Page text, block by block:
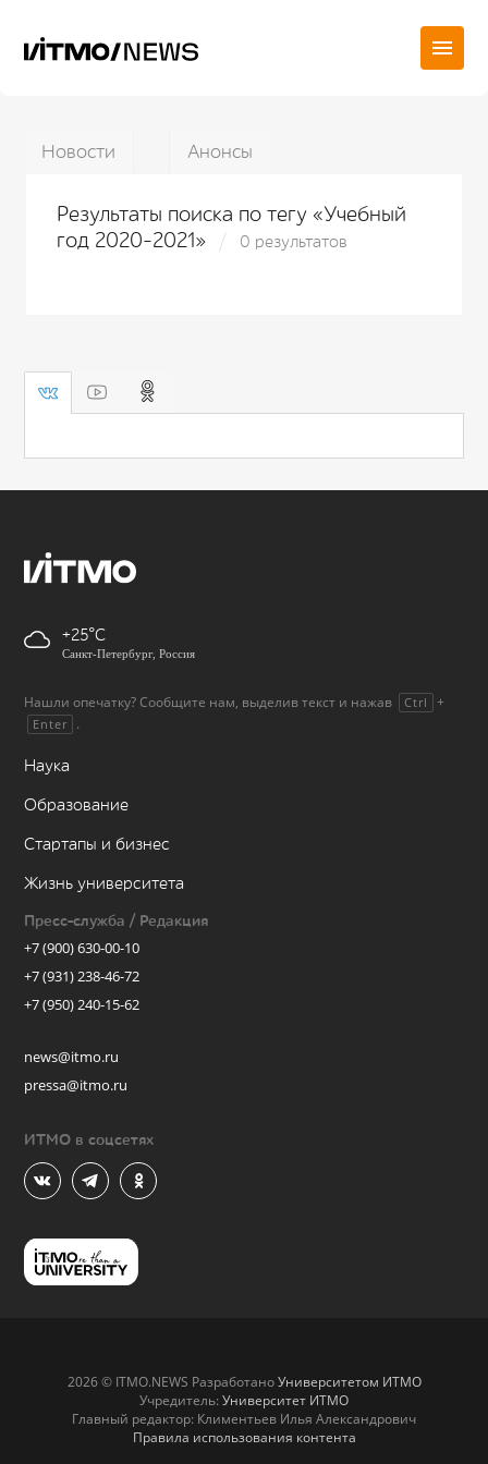
Новости Анонсы
Результаты поиска по тегу «Учебный
год 2020-2021»
0 результатов
+25
Санкт-Петербург, Россия
Нашли опечатку? Сообщите нам, выделив текст и нажав Ctrl +
Enter .
Наука
Образование
Стартапы и бизнес
Жизнь университета
Пресс-служба / Редакция
+7 (900) 630-00-10
+7 (931) 238-46-72
+7 (950) 240-15-62
news@itmo.ru
pressa@itmo.ru
ИТМО в соцсетях
2026 © ITMO.NEWS РазработаноУниверситетом ИТМО
Учредитель: Университет ИТМО
Главный редактор: Климентьев Илья Александрович
Правила использования контента